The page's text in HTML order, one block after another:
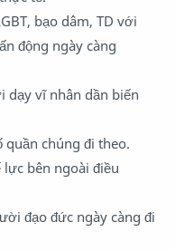
bạo dâm, TD với
động ngày càng
vĩ nhân dần biến
quần chúng đi theo.
bên ngoài điều
đạo đức ngày càng đi